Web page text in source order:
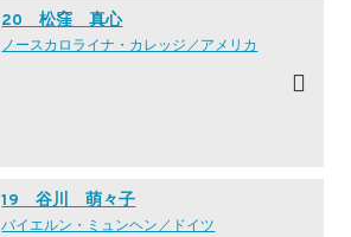
20 松窪 真心
ノースカロライナ・カレッジ／アメリカ
19 谷川 萌々子
バイエルン・ミュンヘン／ドイツ